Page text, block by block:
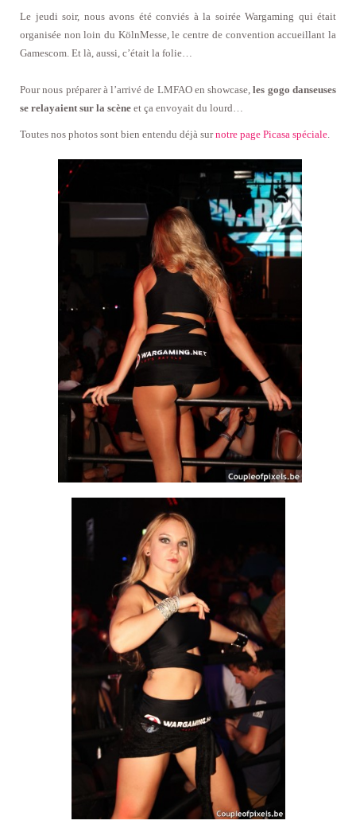
Le jeudi soir, nous avons été conviés à la soirée Wargaming qui était
organisée non loin du KölnMesse, le centre de convention accueillant la
Gamescom. Et là, aussi, c’était la folie…
Pour nous préparer à l’arrivé de LMFAO en showcase,les gogo danseuses
se relayaient sur la scène et ça envoyait du lourd…
Toutes nos photos sont bien entendu déjà surnotre page Picasa spéciale